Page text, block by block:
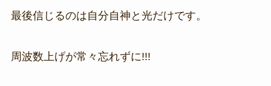
最後信じるのは自分自神と光だけです。
周波数上げが常々忘れずに!!!